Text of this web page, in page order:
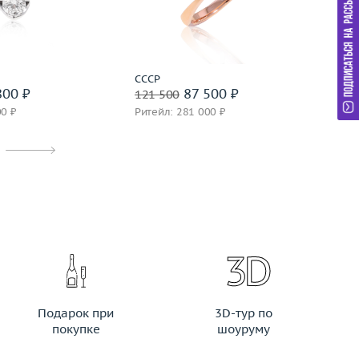
₽
₽
СССР
121 50087 500 ₽
Ритейл: 281 000 ₽
Подробнее
Подарок при
покупке
3D-тур по
шоуруму